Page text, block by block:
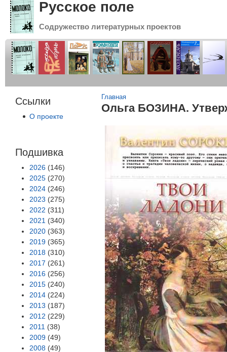
Русское поле
Содружество литературных проектов
Ссылки
О проекте
Подшивка
2026 (146)
2025 (270)
2024 (246)
2023 (275)
2022 (311)
2021 (340)
2020 (363)
2019 (365)
2018 (310)
2017 (261)
2016 (256)
2015 (240)
2014 (224)
2013 (187)
2012 (229)
2011 (38)
2009 (49)
2008 (49)
Вы здесь
Главная
Ольга БОЗИНА.